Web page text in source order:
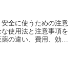
安全に使うための注意
使用法と注意事項を
の違い、費用、効